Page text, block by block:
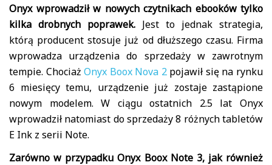
Onyx wprowadził w nowych czytnikach ebooków tylko
kilka drobnych poprawek. Jest to jednak strategia,
którą producent stosuje już od dłuższego czasu. Firma
wprowadza urządzenia do sprzedaży w zawrotnym
tempie. ChociażOnyx Boox Nova 2pojawił się na rynku
6 miesięcy temu, urządzenie już zostaje zastąpione
nowym modelem. W ciągu ostatnich 2.5 lat Onyx
wprowadził natomiast do sprzedaży 8 różnych tabletów
E Ink z serii Note.
Zarówno w przypadku Onyx Boox Note 3, jak również